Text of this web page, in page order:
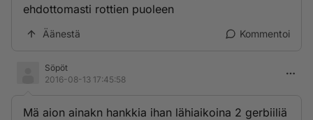
ehdottomasti rottien puoleen
Äänestä Kommentoi
Söpöt
2016-08-13 17:45:58
Mä aion ainakn hankkia ihan lähiaikoina 2 gerbiiliä